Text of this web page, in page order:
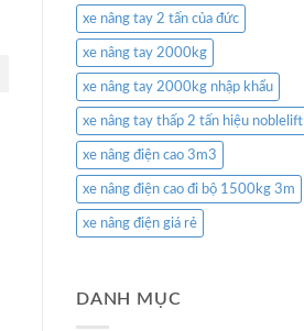
xe nâng tay 2 tấn của đức
xe nâng tay 2000kg
xe nâng tay 2000kg nhập khẩu
xe nâng tay thấp 2 tấn hiệu noblelift
xe nâng điện cao 3m3
xe nâng điện cao đi bộ 1500kg 3m
xe nâng điện giá rẻ
DANH MỤC